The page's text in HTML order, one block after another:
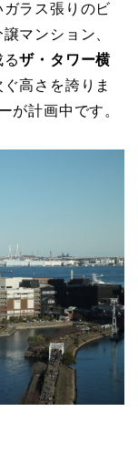
ラス張りのビ
マンション、
るザ・タワー横
高さを誇りま
が計画中です。